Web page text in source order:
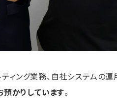
ィング業務、自社システムの運
かりしています。